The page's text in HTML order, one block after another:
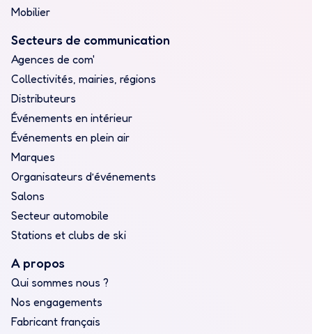
Mobilier
Secteurs de communication
Agences de com'
Collectivités, mairies, régions
Distributeurs
Événements en intérieur
Événements en plein air
Marques
Organisateurs d’événements
Salons
Secteur automobile
Stations et clubs de ski
A propos
Qui sommes nous ?
Nos engagements
Fabricant français